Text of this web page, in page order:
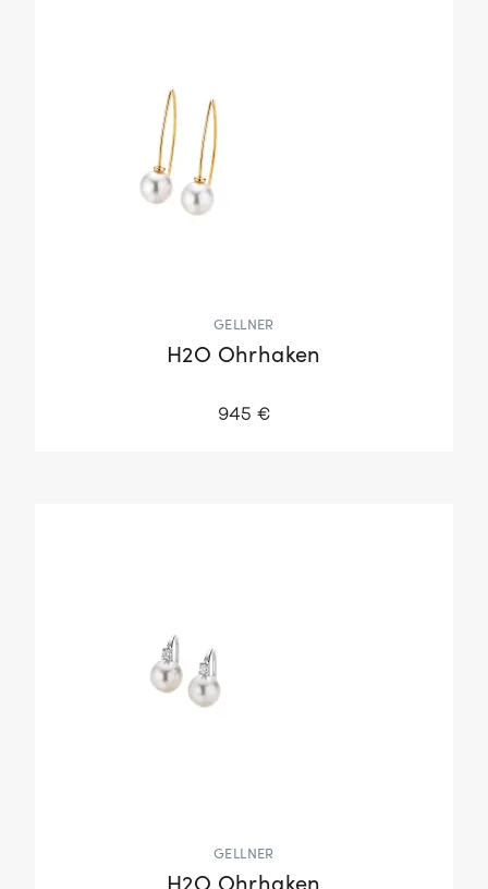
GELLNER
H2O Ohrhaken
945 €
GELLNER